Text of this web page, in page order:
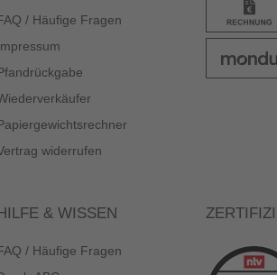
/ Häufige Fragen
widerrufen
& WISSEN
/ Häufige Fragen